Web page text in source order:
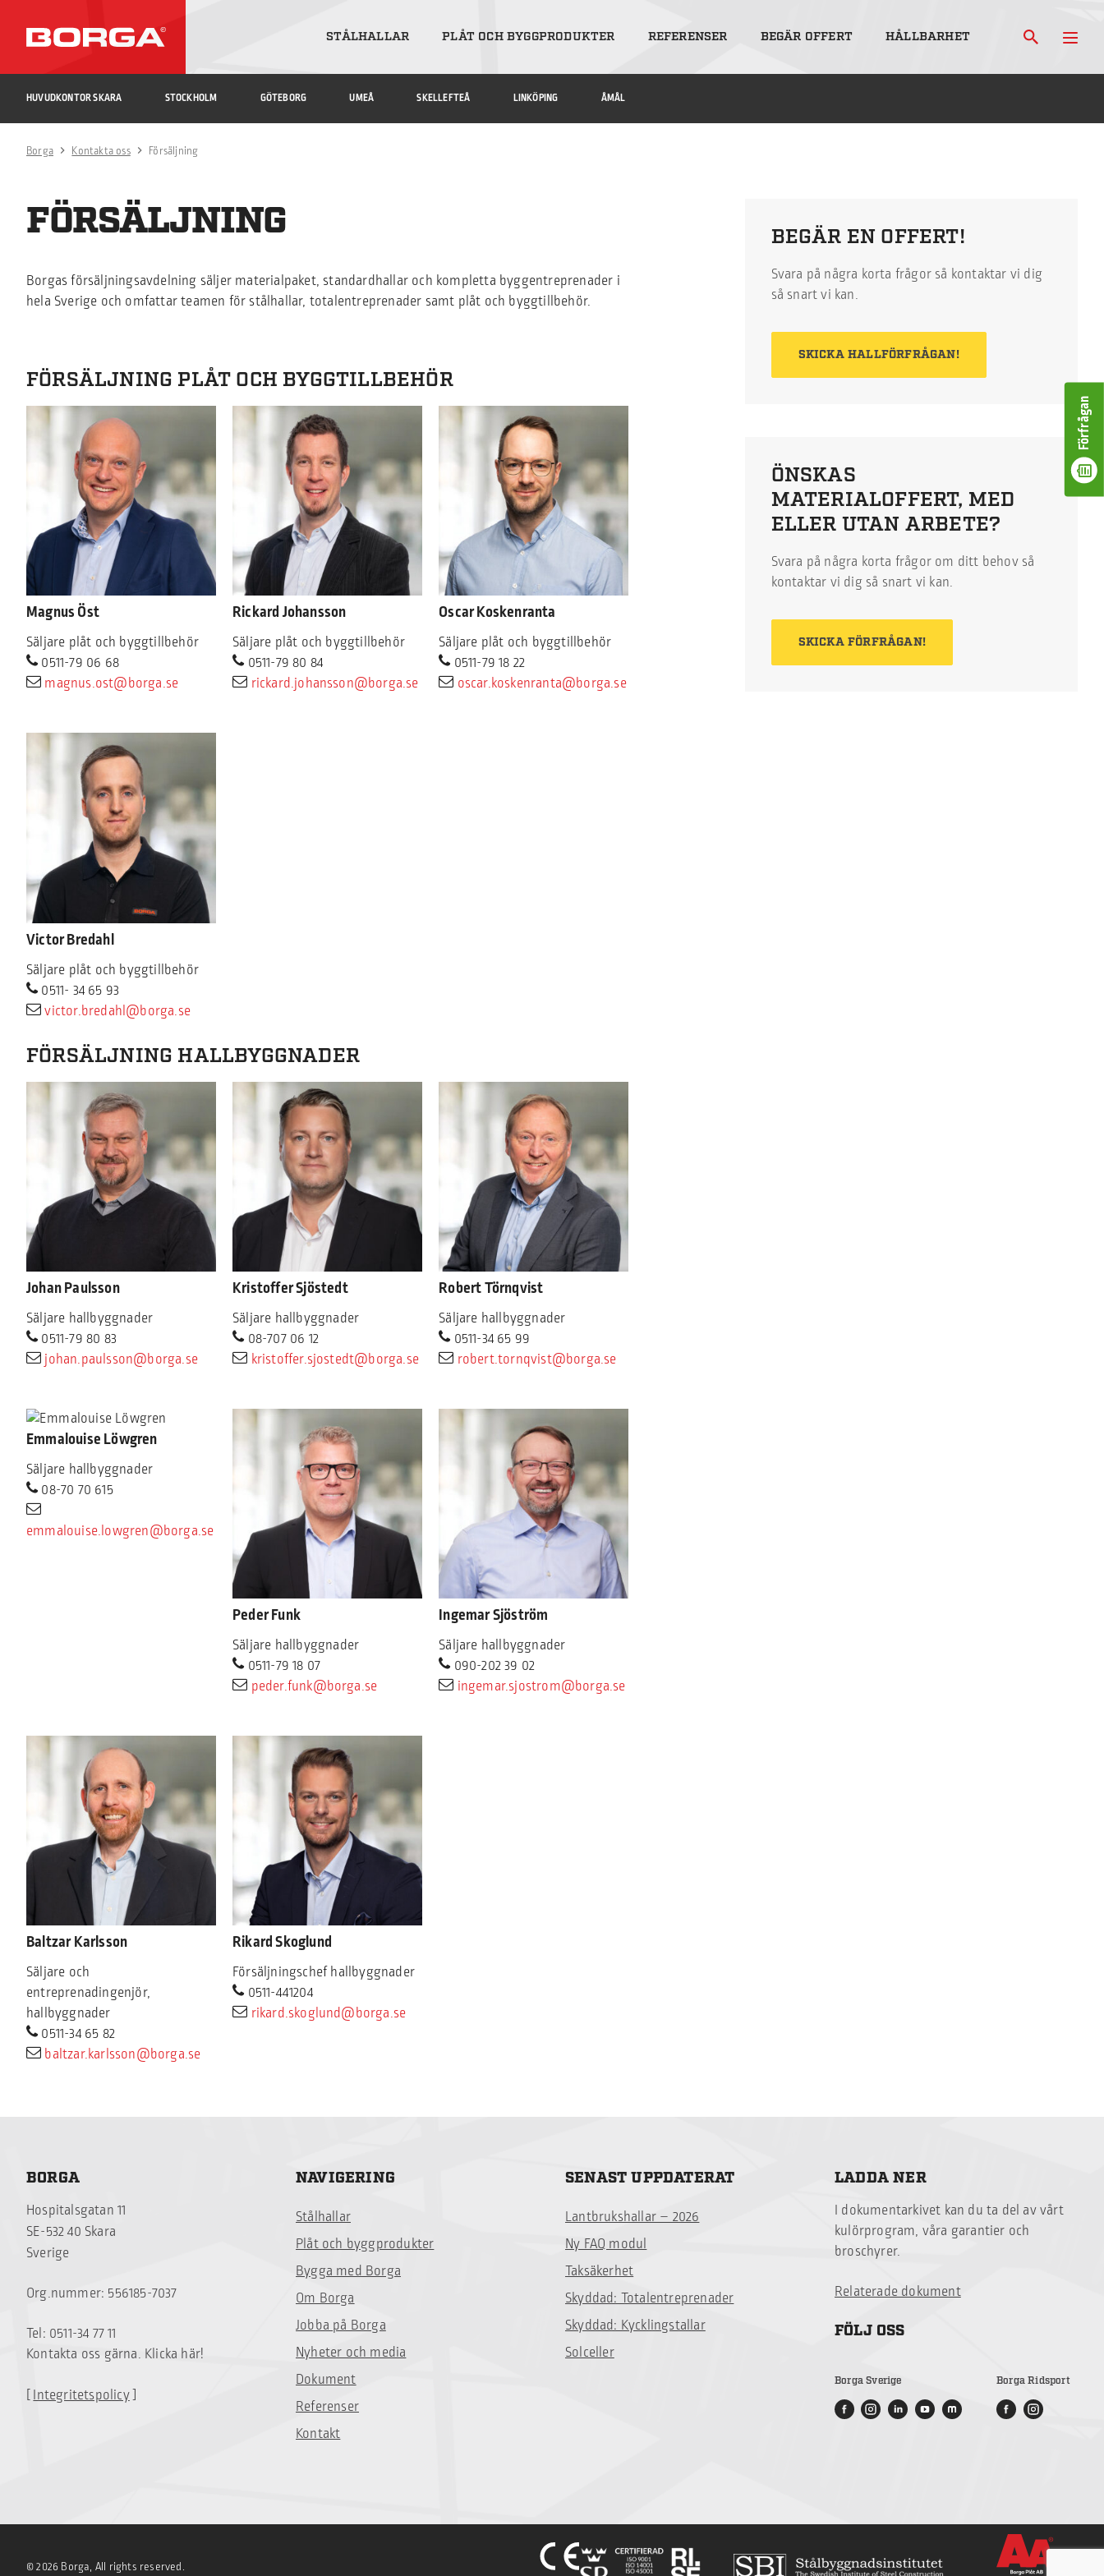
STÅLHALLAR PLÅT OCH BYGGPRODUKTER REFERENSER BEGÄR OFFERT HÅLLBARHET
Förfrågan
HUVUDKONTOR SKARA STOCKHOLM GÖTEBORG UMEÅ SKELLEFTEÅ LINKÖPING ÅMÅL
Borga Kontakta oss Försäljning
FÖRSÄLJNING
Borgas försäljningsavdelning säljer materialpaket, standardhallar och kompletta byggentreprenader i
hela Sverige och omfattar teamen för stålhallar, totalentreprenader samt plåt och byggtillbehör.
FÖRSÄLJNING PLÅT OCH BYGGTILLBEHÖR
Magnus Öst
Säljare plåt och byggtillbehör
0511-79 06 68
magnus.ost@borga.se
Rickard Johansson
Säljare plåt och byggtillbehör
0511-79 80 84
rickard.johansson@borga.se
Oscar Koskenranta
Säljare plåt och byggtillbehör
0511-79 18 22
oscar.koskenranta@borga.se
Victor Bredahl
Säljare plåt och byggtillbehör
0511- 34 65 93
victor.bredahl@borga.se
FÖRSÄLJNING HALLBYGGNADER
Johan Paulsson
Säljare hallbyggnader
0511-79 80 83
johan.paulsson@borga.se
Kristoffer Sjöstedt
Säljare hallbyggnader
08-707 06 12
kristoffer.sjostedt@borga.se
Robert Törnqvist
Säljare hallbyggnader
0511-34 65 99
robert.tornqvist@borga.se
Emmalouise Löwgren
Säljare hallbyggnader
08-70 70 615
emmalouise.lowgren@borga.se
Peder Funk
Säljare hallbyggnader
0511-79 18 07
peder.funk@borga.se
Ingemar Sjöström
Säljare hallbyggnader
090-202 39 02
ingemar.sjostrom@borga.se
Baltzar Karlsson
Säljare och
entreprenadingenjör,
hallbyggnader
0511-34 65 82
baltzar.karlsson@borga.se
Rikard Skoglund
Försäljningschef hallbyggnader
0511-441204
rikard.skoglund@borga.se
BEGÄR EN OFFERT!
Svara på några korta frågor så kontaktar vi dig
så snart vi kan.
SKICKA HALLFÖRFRÅGAN!
ÖNSKAS
MATERIALOFFERT, MED
ELLER UTAN ARBETE?
Svara på några korta frågor om ditt behov så
kontaktar vi dig så snart vi kan.
SKICKA FÖRFRÅGAN!
BORGA
Hospitalsgatan 11
SE-532 40 Skara
Sverige
Org.nummer: 556185-7037
Tel: 0511-34 77 11
Kontakta oss gärna. Klicka här!
[Integritetspolicy]
NAVIGERING
Stålhallar
Plåt och byggprodukter
Bygga med Borga
Om Borga
Jobba på Borga
Nyheter och media
Dokument
Referenser
Kontakt
SENAST UPPDATERAT
Lantbrukshallar – 2026
Ny FAQ modul
Taksäkerhet
Skyddad: Totalentreprenader
Skyddad: Kycklingstallar
Solceller
LADDA NER
I dokumentarkivet kan du ta del av vårt
kulörprogram, våra garantier och
broschyrer.
Relaterade dokument
FÖLJ OSS
Borga Sverige Borga Ridsport
© 2026 Borga, All rights reserved.